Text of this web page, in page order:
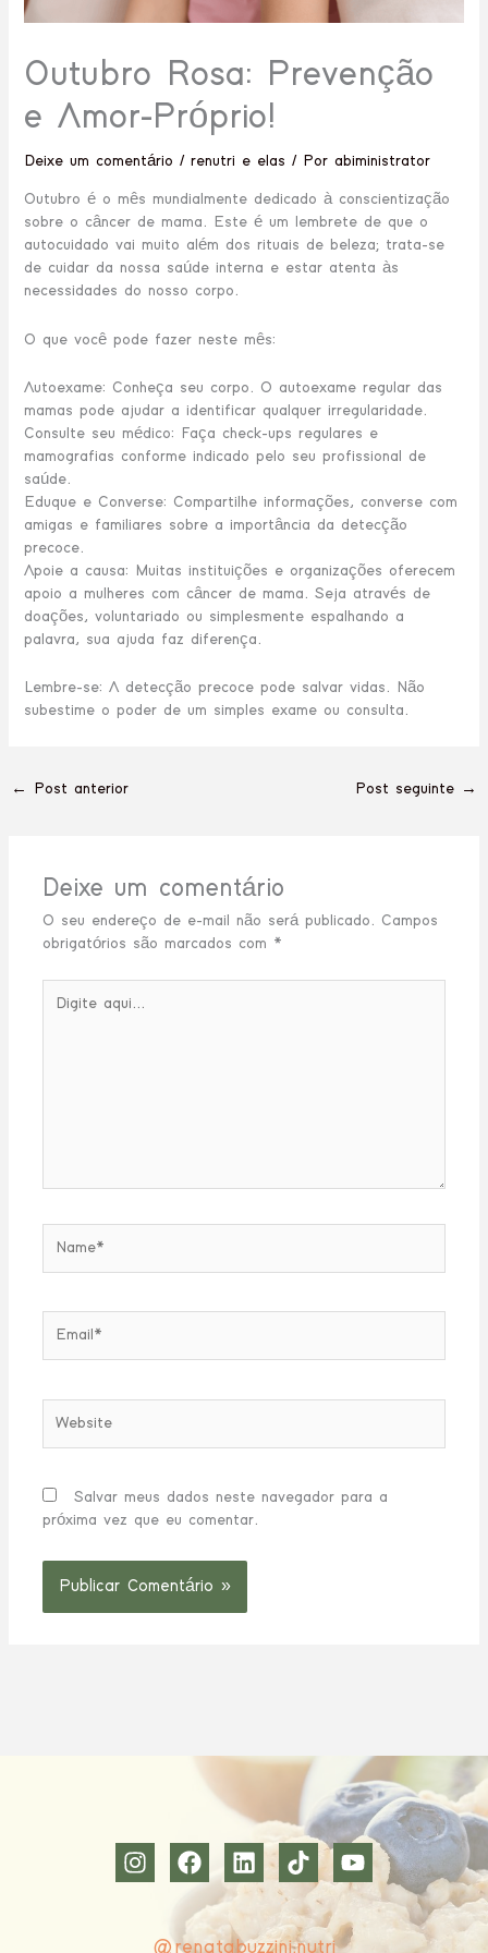
Outubro Rosa: Prevenção
e Amor-Próprio!
Deixe um comentário /renutri e elas / Porabiministrator
Outubro é o mês mundialmente dedicado à conscientização
sobre o câncer de mama. Este é um lembrete de que o
autocuidado vai muito além dos rituais de beleza; trata-se
de cuidar da nossa saúde interna e estar atenta às
necessidades do nosso corpo.
O que você pode fazer neste mês:
Autoexame: Conheça seu corpo. O autoexame regular das
mamas pode ajudar a identificar qualquer irregularidade.
Consulte seu médico: Faça check-ups regulares e
mamografias conforme indicado pelo seu profissional de
saúde.
Eduque e Converse: Compartilhe informações, converse com
amigas e familiares sobre a importância da detecção
precoce.
Apoie a causa: Muitas instituições e organizações oferecem
apoio a mulheres com câncer de mama. Seja através de
doações, voluntariado ou simplesmente espalhando a
palavra, sua ajuda faz diferença.
Lembre-se: A detecção precoce pode salvar vidas. Não
subestime o poder de um simples exame ou consulta.
← Post anterior Post seguinte →
Deixe um comentário
O seu endereço de e-mail não será publicado. Campos
obrigatórios são marcados com *
aqui...
Salvar meus dados neste navegador para a
próxima vez que eu comentar.
@renatabuzzini.nutri